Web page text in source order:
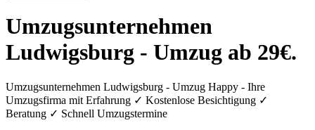
Umzugsunternehmen
Ludwigsburg - Umzug ab 29€.
Umzugsunternehmen Ludwigsburg - Umzug Happy - Ihre
Umzugsfirma mit Erfahrung ✓ Kostenlose Besichtigung ✓
Beratung ✓ Schnell Umzugstermine